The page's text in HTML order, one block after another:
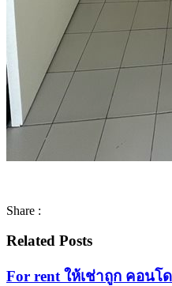
Share :
Related Posts
For rent ให้เช่าถูก คอนโ